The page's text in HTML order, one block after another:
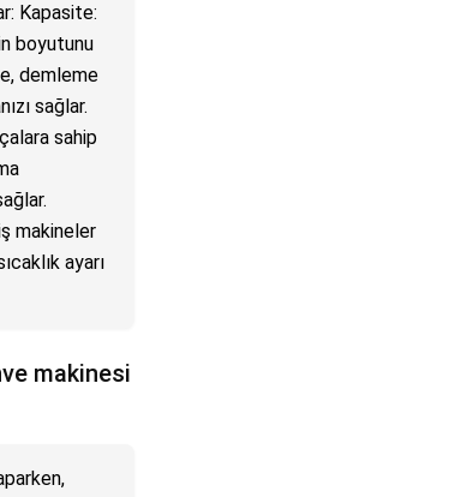
Kapasite:
boyutunu
demleme
sağlar.
sahip
makineler
ayarı
makinesi